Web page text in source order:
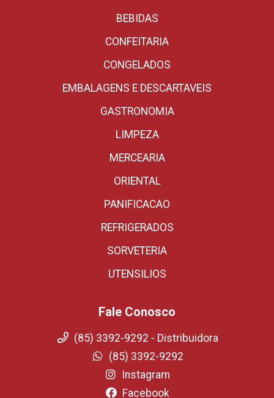
BEBIDAS
CONFEITARIA
CONGELADOS
EMBALAGENS E DESCARTAVEIS
GASTRONOMIA
LIMPEZA
MERCEARIA
ORIENTAL
PANIFICACAO
REFRIGERADOS
SORVETERIA
UTENSILIOS
Fale Conosco
(85) 3392-9292 - Distribuidora
(85) 3392-9292
Instagram
Facebook